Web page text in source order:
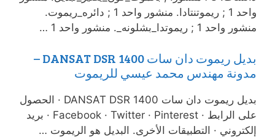
واحد 1 ; ريموتنتادا. منشور واحد 1 ; دائره_ريموت.
منشور واحد 1 ; ريموتدا_بشلونه_. منشور واحد 1 …
بديل ريموت دان سات DANSAT DSR 1400 –
مدونة مهندس محمد عيسي للريموت
بديل ريموت دان سات DANSAT DSR 1400 · الحصول
على الرابط · Facebook · Twitter · Pinterest · بريد
إلكتروني · التطبيقات الأخرى. البديل هو الريموت …